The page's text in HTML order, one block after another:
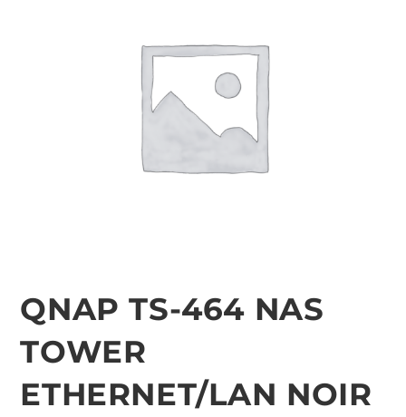
QNAP TS-464 NAS
TOWER
ETHERNET/LAN NOIR